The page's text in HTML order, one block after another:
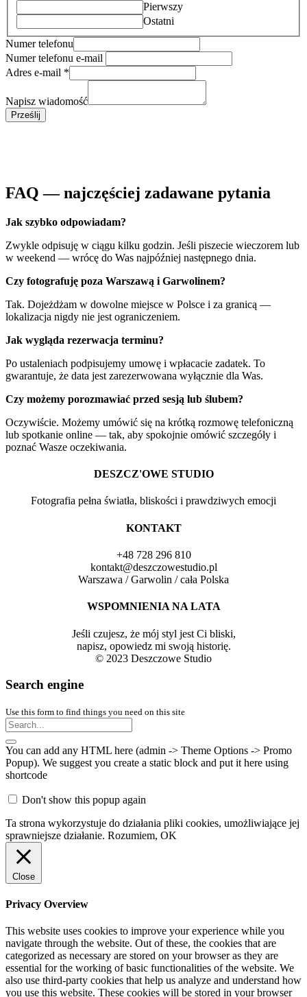
Pierwszy
Ostatni
Numer telefonu
Numer telefonu e-mail
Adres e-mail *
Napisz wiadomość
Prześlij
FAQ — najczęściej zadawane pytania
Jak szybko odpowiadam?
Zwykle odpisuję w ciągu kilku godzin. Jeśli piszecie wieczorem lub
w weekend — wrócę do Was najpóźniej następnego dnia.
Czy fotografuję poza Warszawą i Garwolinem?
Tak. Dojeżdżam w dowolne miejsce w Polsce i za granicą —
lokalizacja nigdy nie jest ograniczeniem.
Jak wygląda rezerwacja terminu?
Po ustaleniach podpisujemy umowę i wpłacacie zadatek. To
gwarantuje, że data jest zarezerwowana wyłącznie dla Was.
Czy możemy porozmawiać przed sesją lub ślubem?
Oczywiście. Możemy umówić się na krótką rozmowę telefoniczną
lub spotkanie online — tak, aby spokojnie omówić szczegóły i
poznać Wasze oczekiwania.
DESZCZ'OWE STUDIO
Fotografia pełna światła, bliskości i prawdziwych emocji
KONTAKT
+48 728 296 810
kontakt@deszczowestudio.pl
Warszawa / Garwolin / cała Polska
WSPOMNIENIA NA LATA
Jeśli czujesz, że mój styl jest Ci bliski,
napisz, opowiedz mi swoją historię.
© 2023 Deszczowe Studio
Search engine
Use this form to find things you need on this site
You can add any HTML here (admin -> Theme Options -> Promo
Popup). We suggest you create a static block and put it here using
shortcode
Don't show this popup again
Ta strona wykorzystuje do działania pliki cookies, umożliwiające jej
sprawniejsze działanie. Rozumiem, OK
Close
Privacy Overview
This website uses cookies to improve your experience while you
navigate through the website. Out of these, the cookies that are
categorized as necessary are stored on your browser as they are
essential for the working of basic functionalities of the website. We
also use third-party cookies that help us analyze and understand how
you use this website. These cookies will be stored in your browser